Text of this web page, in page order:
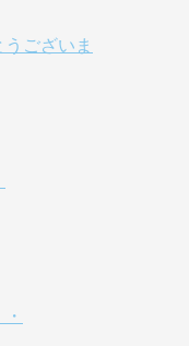
ございま